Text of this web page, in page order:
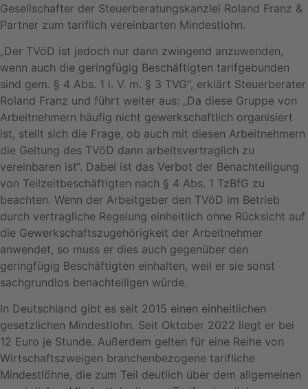
Gesellschafter der Steuerberatungskanzlei Roland Franz &
Partner zum tariflich vereinbarten Mindestlohn.
„Der TVöD ist jedoch nur dann zwingend anzuwenden,
wenn auch die geringfügig Beschäftigten tarifgebunden
sind gem. § 4 Abs. 1 i. V. m. § 3 TVG“, erklärt Steuerberater
Roland Franz und führt weiter aus: „Da diese Gruppe von
Arbeitnehmern häufig nicht gewerkschaftlich organisiert
ist, stellt sich die Frage, ob auch mit diesen Arbeitnehmern
die Geltung des TVöD dann arbeitsvertraglich zu
vereinbaren ist“. Dabei ist das Verbot der Benachteiligung
von Teilzeitbeschäftigten nach § 4 Abs. 1 TzBfG zu
beachten. Wenn der Arbeitgeber den TVöD im Betrieb
durch vertragliche Regelung einheitlich ohne Rücksicht auf
die Gewerkschaftszugehörigkeit der Arbeitnehmer
anwendet, so muss er dies auch gegenüber den
geringfügig Beschäftigten einhalten, weil er sie sonst
sachgrundlos benachteiligen würde.
In Deutschland gibt es seit 2015 einen einheitlichen
gesetzlichen Mindestlohn. Seit Oktober 2022 liegt er bei
12 Euro je Stunde. Außerdem gelten für eine Reihe von
Wirtschaftszweigen branchenbezogene tarifliche
Mindestlöhne, die zum Teil deutlich über dem allgemeinen